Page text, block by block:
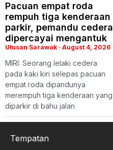
Pacuan empat roda
rempuh tiga kenderaan
parkir, pemandu cedera
dipercayai mengantuk
Utusan Sarawak August 4, 2026
MIRI: Seorang lelaki cedera
pada kaki kiri selepas pacuan
empat roda dipandunya
merempuh tiga kenderaan yang
diparkir di bahu jalan
Tempatan